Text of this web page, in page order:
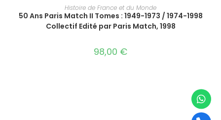
AJOUTER AU PANIER
Histoire de France et du Monde
50 Ans Paris Match II Tomes : 1949-1973 / 1974-1998
Collectif Edité par Paris Match, 1998
98,00 €